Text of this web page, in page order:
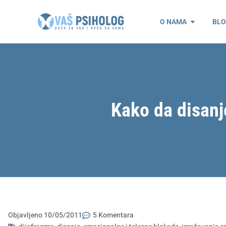
O NAMA Open O
Kako da
Objavljeno10/05/2011
5 Komentara